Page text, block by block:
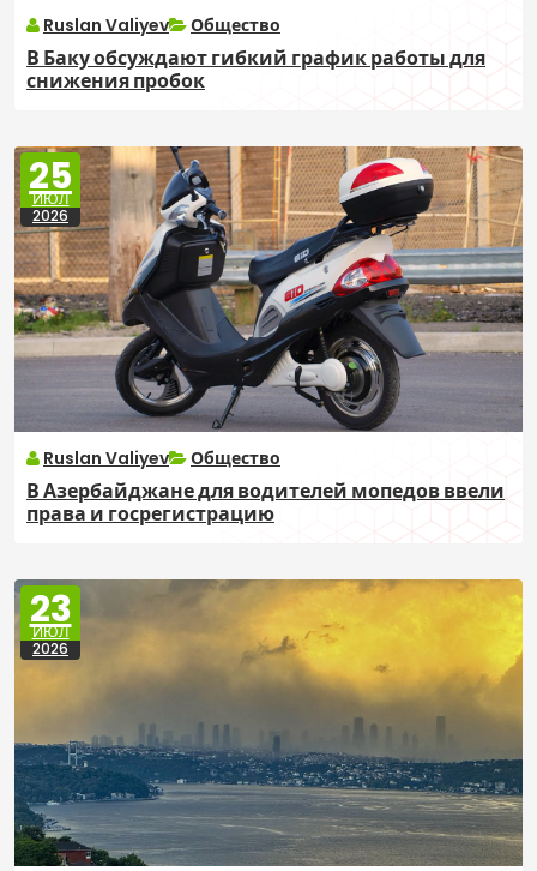
Ruslan Valiyev Общество
В Баку обсуждают гибкий график работы для
снижения пробок
25
ИЮЛ
2026
Ruslan Valiyev Общество
В Азербайджане для водителей мопедов ввели
права и госрегистрацию
23
ИЮЛ
2026